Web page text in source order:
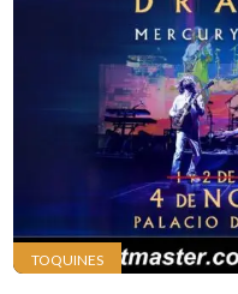
TOQUINES